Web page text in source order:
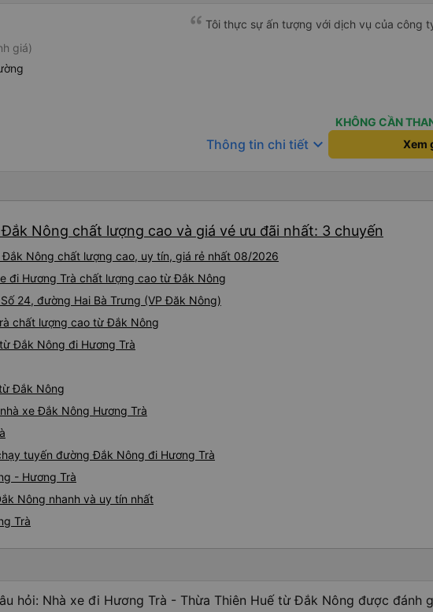
giá)
Tôi thực sự ấn tượng với dịch vụ của công
KHÔNG CẦN
Thông tin chi tiết keyboard_arrow_down Xem
Nông chất lượng cao và giá vé ưu đãi nhất: 3 chuyến
Nông chất lượng cao, uy tín, giá rẻ nhất 08/2026
đi Hương Trà chất lượng cao từ Đắk Nông
24, đường Hai Bà Trưng (VP Đăk Nông)
chất lượng cao từ Đắk Nông
Đắk Nông đi Hương Trà
Đắk Nông
xe Đắk Nông Hương Trà
tuyến đường Đắk Nông đi Hương Trà
- Hương Trà
Nông nhanh và uy tín nhất
Trà
hỏi: Nhà xe đi Hương Trà - Thừa Thiên Huế từ Đắk Nông được đánh